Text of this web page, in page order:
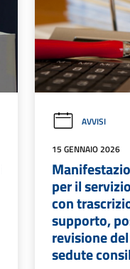
AVVISI
15 GENNAIO 2026
per il
con
supporto,
revisione
sedute